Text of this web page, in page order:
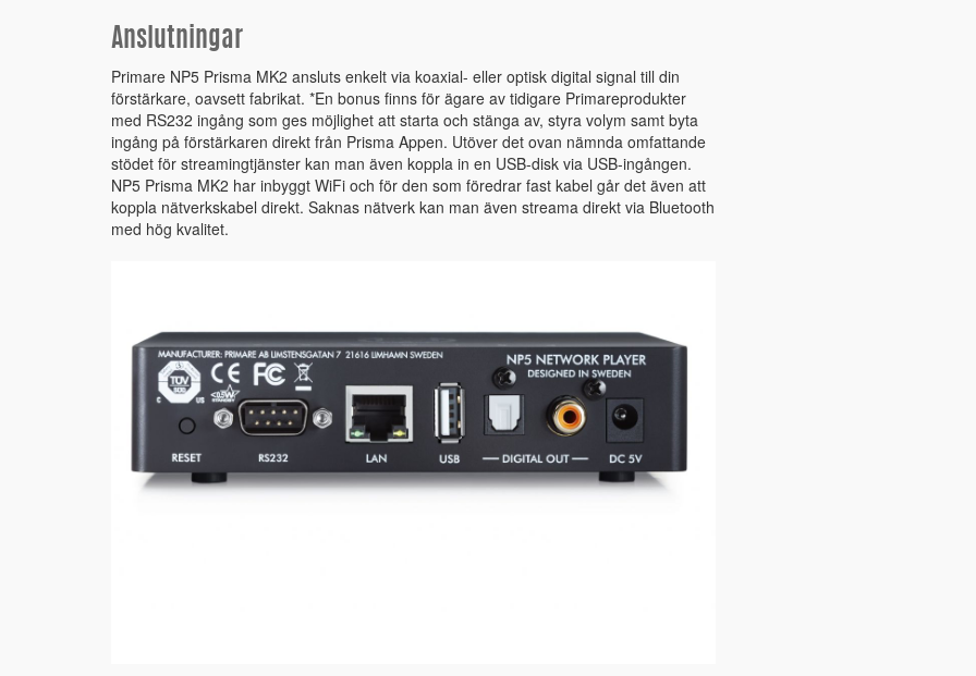
Anslutningar
Primare NP5 Prisma MK2 ansluts enkelt via koaxial- eller optisk digital signal till din
förstärkare, oavsett fabrikat. *En bonus finns för ägare av tidigare Primareprodukter
med RS232 ingång som ges möjlighet att starta och stänga av, styra volym samt byta
ingång på förstärkaren direkt från Prisma Appen. Utöver det ovan nämnda omfattande
stödet för streamingtjänster kan man även koppla in en USB-disk via USB-ingången.
NP5 Prisma MK2 har inbyggt WiFi och för den som föredrar fast kabel går det även att
koppla nätverkskabel direkt. Saknas nätverk kan man även streama direkt via Bluetooth
med hög kvalitet.